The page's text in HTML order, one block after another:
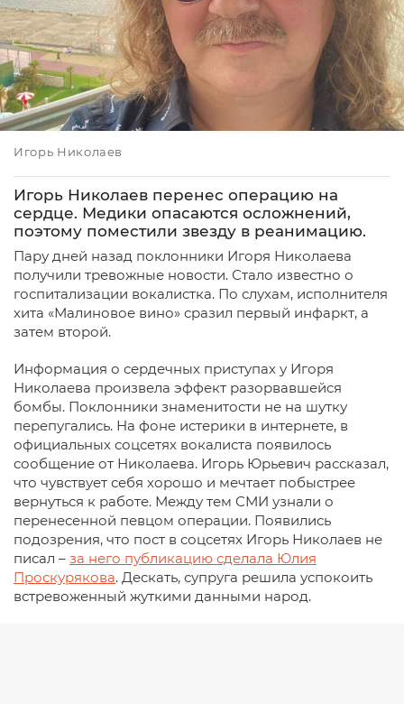
Игорь Николаев
Игорь Николаев перенес операцию на
сердце. Медики опасаются осложнений,
поэтому поместили звезду в реанимацию.
Пару дней назад поклонники Игоря Николаева
получили тревожные новости. Стало известно о
госпитализации вокалистка. По слухам, исполнителя
хита «Малиновое вино» сразил первый инфаркт, а
затем второй.
Информация о сердечных приступах у Игоря
Николаева произвела эффект разорвавшейся
бомбы. Поклонники знаменитости не на шутку
перепугались. На фоне истерики в интернете, в
официальных соцсетях вокалиста появилось
сообщение от Николаева. Игорь Юрьевич рассказал,
что чувствует себя хорошо и мечтает побыстрее
вернуться к работе. Между тем СМИ узнали о
перенесенной певцом операции. Появились
подозрения, что пост в соцсетях Игорь Николаев не
писал – за него публикацию сделала Юлия
Проскурякова. Дескать, супруга решила успокоить
встревоженный жуткими данными народ.